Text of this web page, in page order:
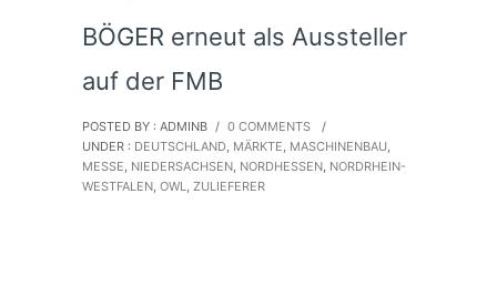
BÖGER erneut als Aussteller
auf der FMB
POSTED BY : ADMINB / 0 COMMENTS
/
UNDER : DEUTSCHLAND MÄRKTE MASCHINENBAU
MESSE NIEDERSACHSEN NORDHESSEN NORDRHEIN-
WESTFALEN OWL ZULIEFERER